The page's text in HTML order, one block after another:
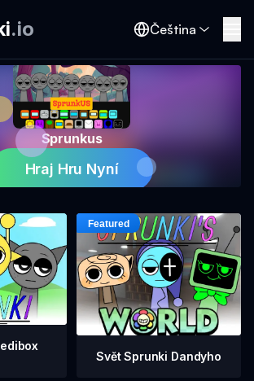
.io Čeština
Sprunkus
Hraj Hru Nyní
Svět Sprunki Dandyho